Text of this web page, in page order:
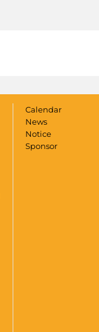
Calendar
News
Notice
Sponsor